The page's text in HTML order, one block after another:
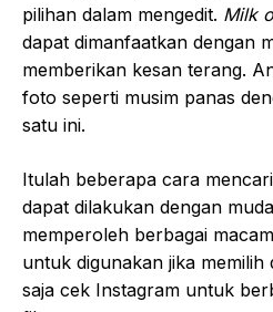
pilihan dalam mengedit. Milk
dapat dimanfaatkan dengan
memberikan kesan terang.
foto seperti musim panas
satu ini.
Itulah beberapa cara mencari
dapat dilakukan dengan
memperoleh berbagai
untuk digunakan jika memilih
saja cek Instagram untuk